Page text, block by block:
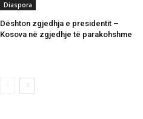
Diaspora
Dështon zgjedhja e presidentit –
Kosova në zgjedhje të parakohshme